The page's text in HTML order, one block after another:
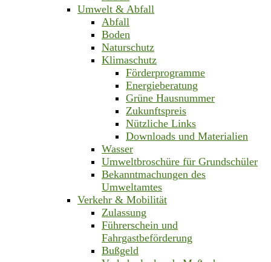
Umwelt & Abfall
Abfall
Boden
Naturschutz
Klimaschutz
Förderprogramme
Energieberatung
Grüne Hausnummer
Zukunftspreis
Nützliche Links
Downloads und Materialien
Wasser
Umweltbroschüre für Grundschüler
Bekanntmachungen des
Umweltamtes
Verkehr & Mobilität
Zulassung
Führerschein und
Fahrgastbeförderung
Bußgeld